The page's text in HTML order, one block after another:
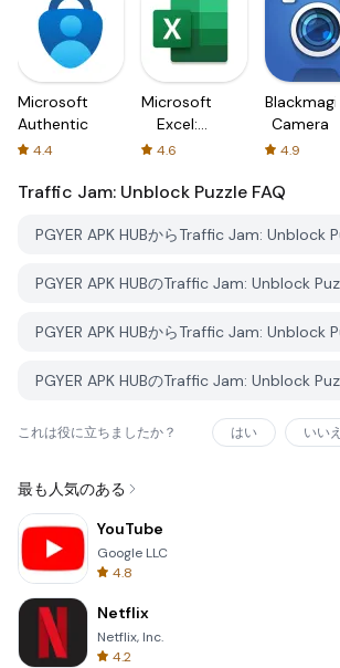
Microsoft
Authenticator
4.4
Microsoft
Excel:
Spreadsheets
4.6
Blackmagic
Camera
4.9
Traffic Jam: Unblock Puzzle FAQ
これは役に立ちましたか？ はい いいえ
最も人気のある
YouTube
Google LLC
4.8
Netflix
Netflix, Inc.
4.2